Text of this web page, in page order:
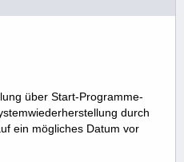
über Start-Programme-
durch
ein mögliches Datum vor